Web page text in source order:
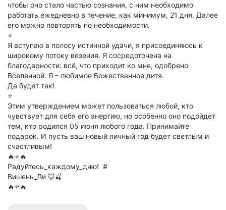
чтобы оно стало частью сознания, с ним необходимо
работать ежедневно в течение, как минимум, 21 дня. Далее
его можно повторять по необходимости.
⭐
Я вступаю в полосу истинной удачи, я присоединяюсь к
широкому потоку везения. Я сосредоточена на
благодарности: всё, что приходит ко мне, одобрено
Вселенной. Я – любимое Божественное дитя.
Да будет так!
⭐️
Этим утверждением может пользоваться любой, кто
чувствует для себя его энергию, но особенно оно подойдет
тем, кто родился 05 июня любого года. Принимайте
подарок. И пусть ваш новый личный год будет светлым и
счастливым!
🔥⭐🔥
Радуйтесь_каждому_дню! #
Вишень_Ли 🦊🍒
🔥⭐🔥